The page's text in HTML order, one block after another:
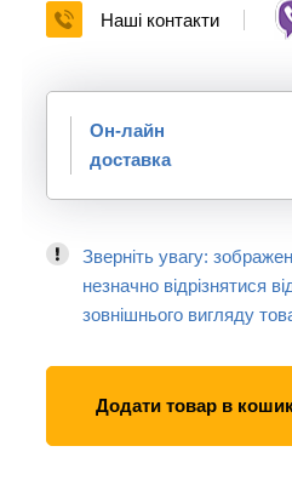
Наші контакти
Он-лайн
доставка
Зверніть увагу:
незначно відрізнятися
зовнішнього вигляду
Додати товар в